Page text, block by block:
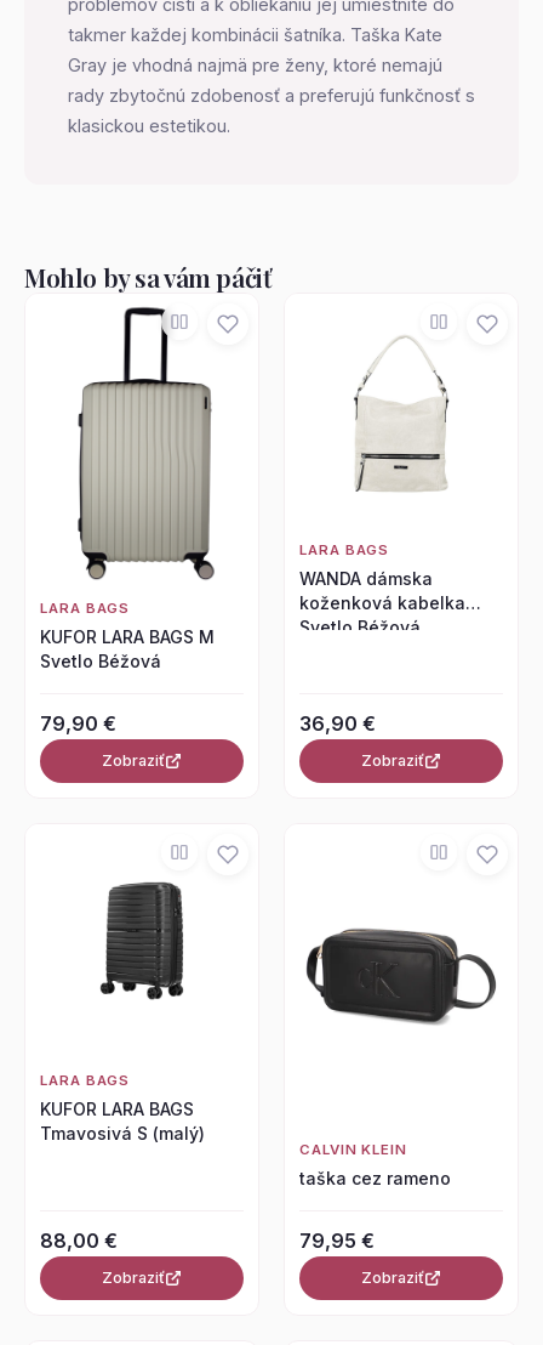
takmer každej kombinácii šatníka. Taška Kate
Gray je vhodná najmä pre ženy, ktoré nemajú
rady zbytočnú zdobenosť a preferujú funkčnosť s
klasickou estetikou.
Mohlo by sa vám páčiť
LARA BAGS
KUFOR LARA BAGS M
Svetlo Béžová
79,90 €
Zobraziť
LARA BAGS
WANDA dámska
koženková kabelka
Svetlo Béžová
36,90 €
Zobraziť
LARA BAGS
KUFOR LARA BAGS
Tmavosivá S (malý)
88,00 €
Zobraziť
CALVIN KLEIN
taška cez rameno
79,95 €
Zobraziť